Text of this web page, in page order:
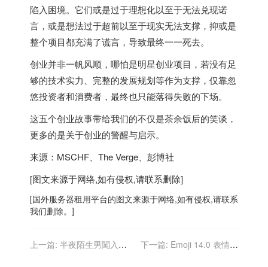
陷入困境。它们或是过于理想化以至于无法兑现诺
言，或是想法过于超前以至于现实无法支撑，抑或是
整个项目都充满了谎言，导致最终一一死去。
创业并非一帆风顺，哪怕是明星创业项目， 若没有足
够的技术实力、完整的发展规划等作为支撑，仅靠忽
悠投资者和消费者，最终也只能落得失败的下场。
这五个创业故事带给我们的不仅是茶余饭后的笑谈，
更多的是关于创业的警醒与启示。
来源：MSCHF、The Verge、彭博社
[图文来源于网络,如有侵权,请联系删除]
[国外服务器租用平台的图文来源于网络,如有侵权,请联系
我们删除。]
上一篇: 半夜陌生男闖入屋
下一篇: Emoji 14.0 表情符